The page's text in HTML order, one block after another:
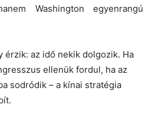
Washington egyenrangú
érzik: az idő nekik dolgozik. Ha
ellenük fordul, ha az
sodródik – a kínai stratégia